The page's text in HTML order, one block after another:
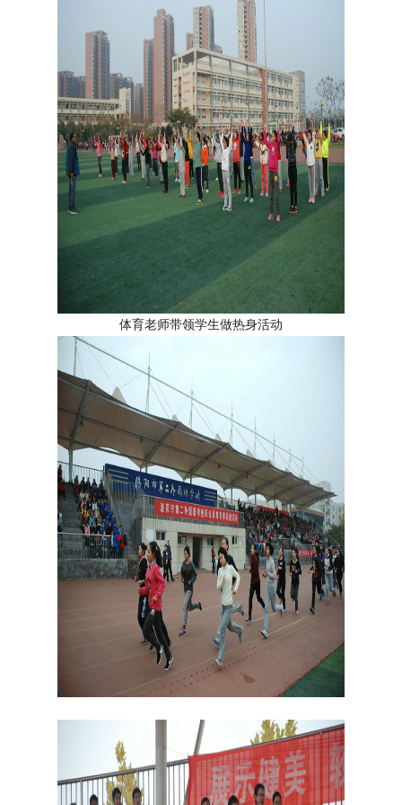
体育老师带领学生做热身活动